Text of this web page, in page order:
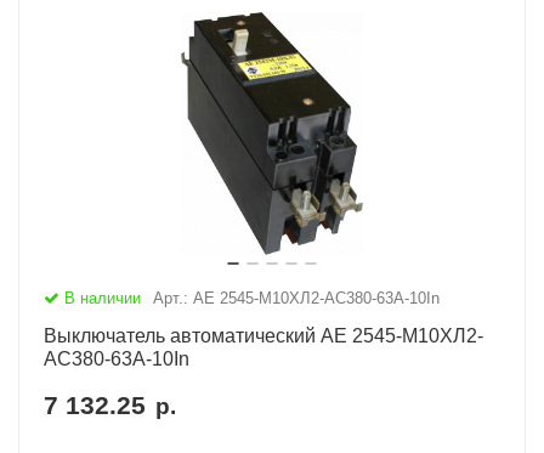
В наличии Арт.: АЕ 2545-М10ХЛ2-AC380-63А-10In
Выключатель автоматический АЕ 2545-М10ХЛ2-
AC380-63А-10In
7 132.25 р.